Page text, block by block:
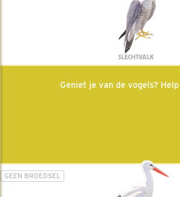
SLECHTVALK
Geniet je van de vogels?
GEEN BROEDSEL